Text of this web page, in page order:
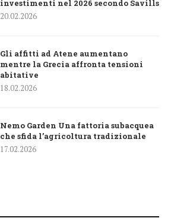
investimenti nel 2026 secondo Savills
20.02.2026
Gli affitti ad Atene aumentano
mentre la Grecia affronta tensioni
abitative
18.02.2026
Nemo Garden Una fattoria subacquea
che sfida l’agricoltura tradizionale
17.02.2026